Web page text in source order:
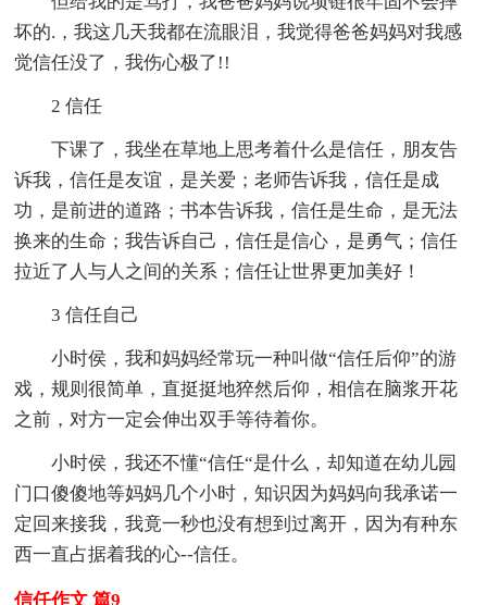
坏的.，我这几天我都在流眼泪，我觉得爸爸妈妈对我感
觉信任没了，我伤心极了!!
2 信任
下课了，我坐在草地上思考着什么是信任，朋友告
诉我，信任是友谊，是关爱；老师告诉我，信任是成
功，是前进的道路；书本告诉我，信任是生命，是无法
换来的生命；我告诉自己，信任是信心，是勇气；信任
拉近了人与人之间的关系；信任让世界更加美好！
3 信任自己
小时侯，我和妈妈经常玩一种叫做“信任后仰”的游
戏，规则很简单，直挺挺地猝然后仰，相信在脑浆开花
之前，对方一定会伸出双手等待着你。
小时侯，我还不懂“信任“是什么，却知道在幼儿园
门口傻傻地等妈妈几个小时，知识因为妈妈向我承诺一
定回来接我，我竟一秒也没有想到过离开，因为有种东
西一直占据着我的心--信任。
信任作文 篇9